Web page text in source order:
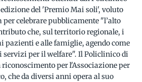
del 'Premio Mai soli', voluto
per celebrare pubblicamente "l’alto
che, sul territorio regionale, i
pazienti e alle famiglie, agendo come
servizi per il welfare". Il Policlinico di
per l'Associazione per
che da diversi anni opera al suo